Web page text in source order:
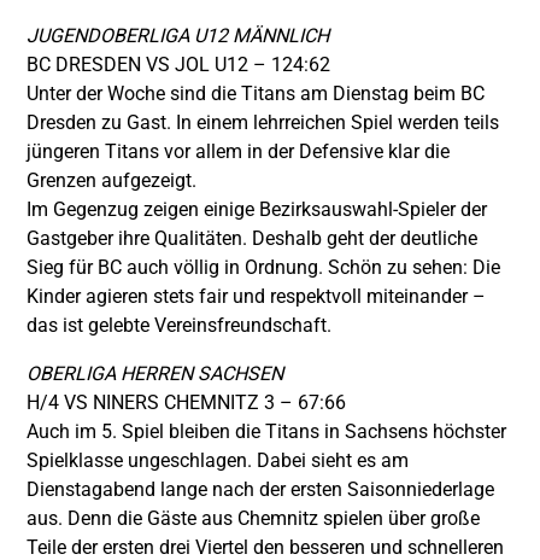
JUGENDOBERLIGA U12 MÄNNLICH
BC DRESDEN VS JOL U12 – 124:62
Unter der Woche sind die Titans am Dienstag beim BC
Dresden zu Gast. In einem lehrreichen Spiel werden teils
jüngeren Titans vor allem in der Defensive klar die
Grenzen aufgezeigt.
Im Gegenzug zeigen einige Bezirksauswahl-Spieler der
Gastgeber ihre Qualitäten. Deshalb geht der deutliche
Sieg für BC auch völlig in Ordnung. Schön zu sehen: Die
Kinder agieren stets fair und respektvoll miteinander –
das ist gelebte Vereinsfreundschaft.
OBERLIGA HERREN SACHSEN
H/4 VS NINERS CHEMNITZ 3 – 67:66
Auch im 5. Spiel bleiben die Titans in Sachsens höchster
Spielklasse ungeschlagen. Dabei sieht es am
Dienstagabend lange nach der ersten Saisonniederlage
aus. Denn die Gäste aus Chemnitz spielen über große
Teile der ersten drei Viertel den besseren und schnelleren